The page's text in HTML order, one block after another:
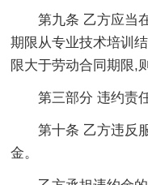
第九条 乙方应当
期限从专业技术培训
限大于劳动合同期限,
第三部分 违约责
第十条 乙方违反
金。